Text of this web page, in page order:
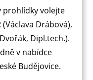
prohlídky volejte
(Václava Drábová),
Dipl.tech.).
v nabídce
Budějovice.